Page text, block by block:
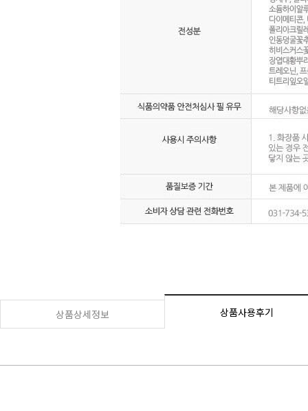
상품상세정보 상품사용후기